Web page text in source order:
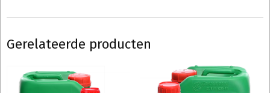
Gerelateerde producten